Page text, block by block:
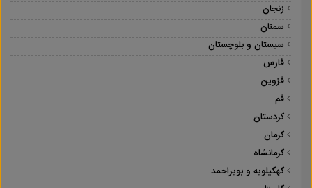
زنجان
سمنان
سیستان و بلوچستان
فارس
قزوین
قم
کردستان
کرمان
کرمانشاه
کهکیلویه و بویراحمد